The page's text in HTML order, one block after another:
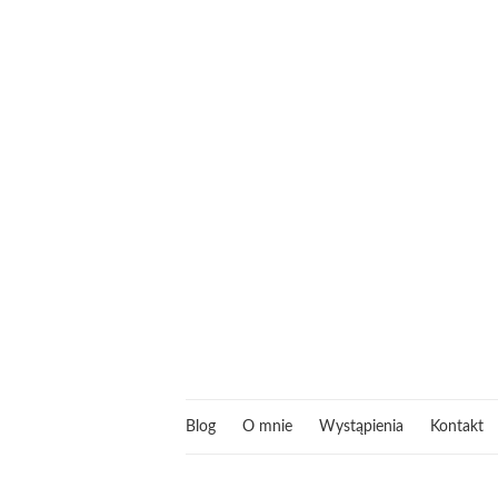
Blog O mnie Wystąpienia Kontakt